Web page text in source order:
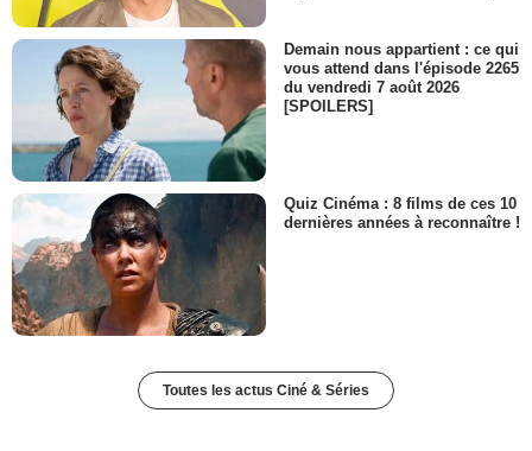
Demain nous appartient : ce qui
vous attend dans l'épisode 2265
du vendredi 7 août 2026
[SPOILERS]
Quiz Cinéma : 8 films de ces 10
dernières années à reconnaître !
Toutes les actus Ciné & Séries